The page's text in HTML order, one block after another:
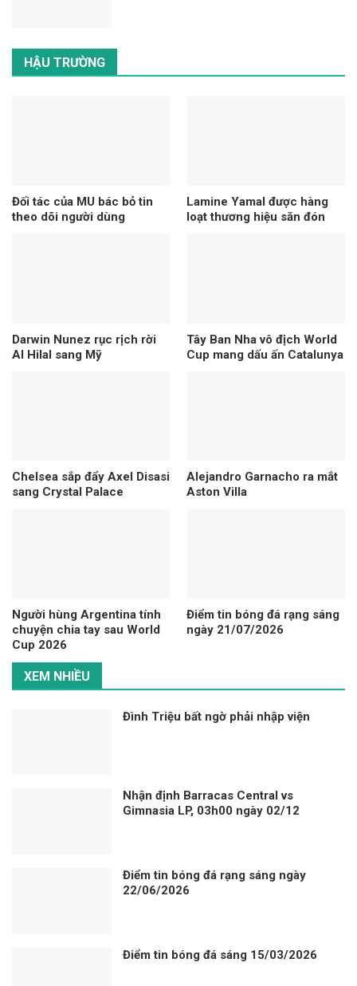
HẬU TRƯỜNG
Đối tác của MU bác bỏ tin
theo dõi người dùng
Lamine Yamal được hàng
loạt thương hiệu săn đón
Darwin Nunez rục rịch rời
Al Hilal sang Mỹ
Tây Ban Nha vô địch World
Cup mang dấu ấn Catalunya
Chelsea sắp đẩy Axel Disasi
sang Crystal Palace
Alejandro Garnacho ra mắt
Aston Villa
Người hùng Argentina tính
chuyện chia tay sau World
Cup 2026
Điểm tin bóng đá rạng sáng
ngày 21/07/2026
XEM NHIỀU
Đình Triệu bất ngờ phải nhập viện
Nhận định Barracas Central vs
Gimnasia LP, 03h00 ngày 02/12
Điểm tin bóng đá rạng sáng ngày
22/06/2026
Điểm tin bóng đá sáng 15/03/2026